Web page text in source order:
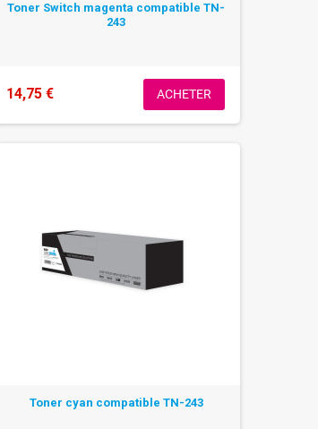
Toner Switch magenta compatible TN-
243
14,75 € ACHETER
Toner cyan compatible TN-243